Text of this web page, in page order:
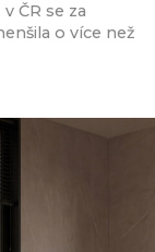
ČR se za
o více než